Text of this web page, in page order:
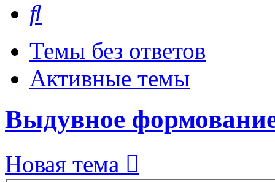
Темы без ответов
Активные темы
Выдувное
Новая тема